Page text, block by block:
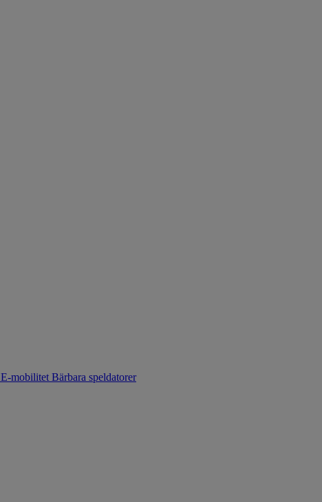
E-mobilitet Bärbara speldatorer